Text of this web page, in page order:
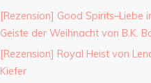
[Rezension] Good Spirits–Liebe
Geiste der Weihnacht von B.K.
[Rezension] Royal Heist von
Kiefer